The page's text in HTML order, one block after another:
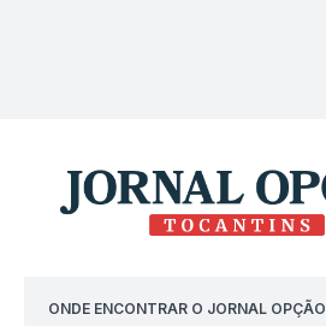
ONDE ENCONTRAR O JORNAL OPÇÃO